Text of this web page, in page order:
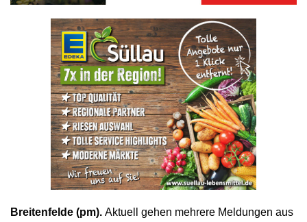
Breitenfelde (pm). Aktuell gehen mehrere Meldungen aus